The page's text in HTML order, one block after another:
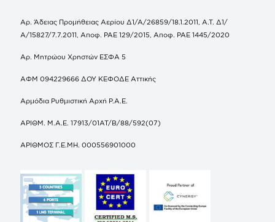
Αρ. Άδειας Προμήθειας Αερίου Δ1/Α/26859/18.1.2011, Α.Τ. Δ1/
Α/15827/7.7.2011, Αποφ. ΡΑΕ 129/2015, Αποφ. ΡΑΕ 1445/2020
Αρ. Μητρώου Χρηστών ΕΣΦΑ 5
ΑΦΜ 094229666 ΔΟΥ ΚΕΦΟΔΕ Αττικής
Αρμόδια Ρυθμιστική Αρχή Ρ.Α.Ε.
ΑΡΙΘΜ. Μ.Α.Ε. 17913/01ΑΤ/Β/88/592(07)
ΑΡΙΘΜΟΣ Γ.Ε.ΜΗ. 000556901000